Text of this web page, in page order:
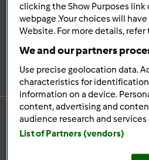
Bądźna
Zapisz się do naszego
clicking the Show Purposes
webpage .Your choices will
Website. For more details, refer
We and our partners
Use precise geolocation data.
characteristics for
information on a device.
content, advertising and
audience research and
List of Partners (vendors)